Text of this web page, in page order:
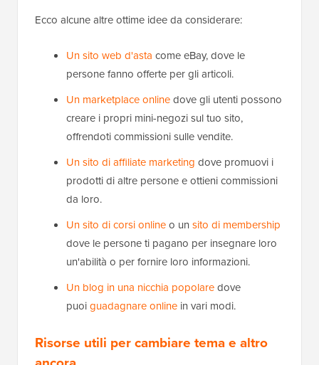
Ecco alcune altre ottime idee da considerare:
Un sito web d'asta come eBay, dove le
persone fanno offerte per gli articoli.
Un marketplace onlinedove gli utenti possono
creare i propri mini-negozi sul tuo sito,
offrendoti commissioni sulle vendite.
Un sito di affiliate marketing dove promuovi i
prodotti di altre persone e ottieni commissioni
da loro.
Un sito di corsi onlineo un sito di membership
dove le persone ti pagano per insegnare loro
un'abilità o per fornire loro informazioni.
Un blog in una nicchia popolaredove
puoiguadagnare online in vari modi.
Risorse utili per cambiare tema e altro